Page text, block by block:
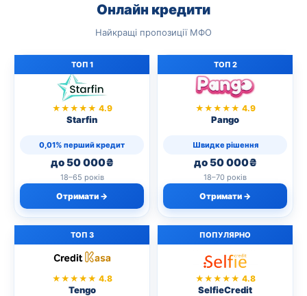
Онлайн кредити
Найкращі пропозиції МФО
ТОП 1
★★★★★ 4.9
Starfin
0,01% перший кредит
до 50 000₴
18–65 років
Отримати →
ТОП 2
★★★★★ 4.9
Pango
Швидке рішення
до 50 000₴
18–70 років
Отримати →
ТОП 3
★★★★★ 4.8
Tengo
ПОПУЛЯРНО
★★★★★ 4.8
SelfieCredit